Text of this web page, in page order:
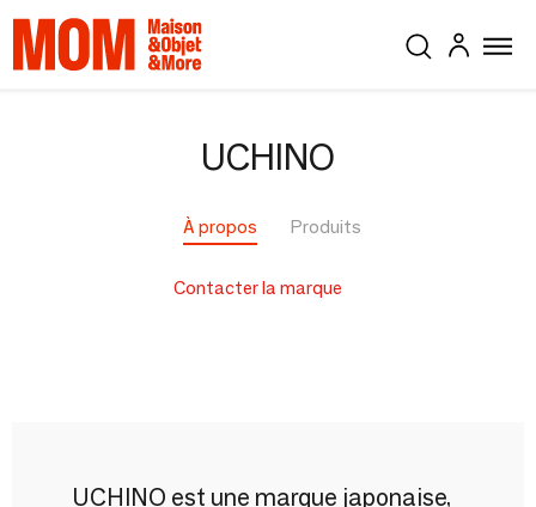
UCHINO
À propos Produits
Contacter la marque
UCHINO est une marque japonaise,